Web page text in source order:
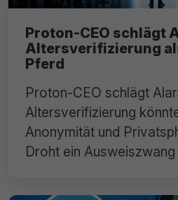
Proton-CEO schlägt
Altersverifizierung
Pferd
Proton-CEO schlägt
Altersverifizierung
Anonymität und
Droht ein